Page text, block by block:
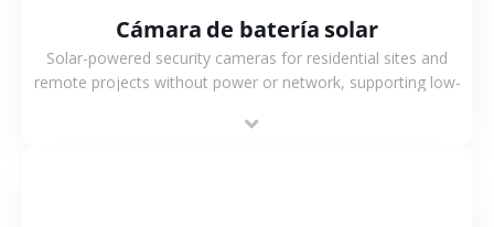
Cámara de batería solar
Solar-powered security cameras for residential sites and
remote projects without power or network, supporting low-
monitoring.